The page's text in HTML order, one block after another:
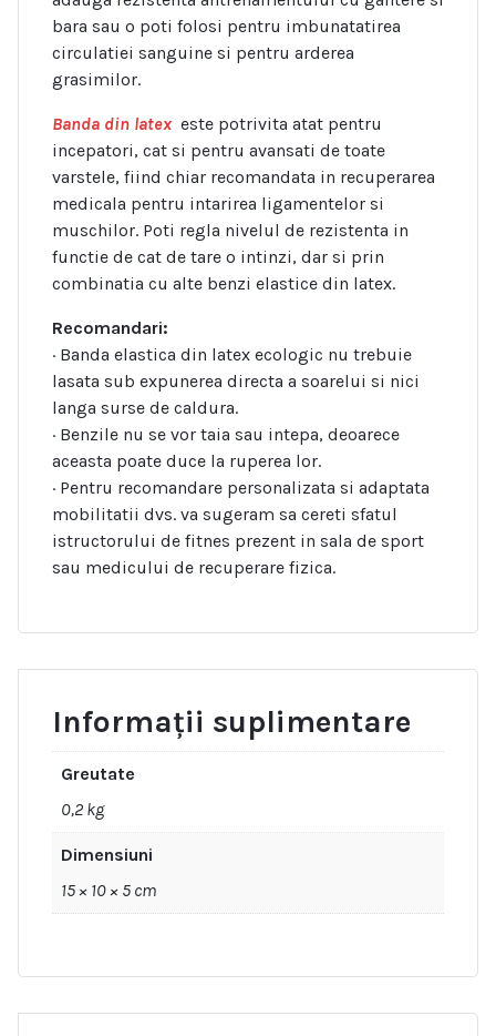
bara sau o poti folosi pentru imbunatatirea
circulatiei sanguine si pentru arderea
grasimilor.
Banda din latex este potrivita atat pentru
incepatori, cat si pentru avansati de toate
varstele, fiind chiar recomandata in recuperarea
medicala pentru intarirea ligamentelor si
muschilor. Poti regla nivelul de rezistenta in
functie de cat de tare o intinzi, dar si prin
combinatia cu alte benzi elastice din latex.
Recomandari:
· Banda elastica din latex ecologic nu trebuie
lasata sub expunerea directa a soarelui si nici
langa surse de caldura.
· Benzile nu se vor taia sau intepa, deoarece
aceasta poate duce la ruperea lor.
· Pentru recomandare personalizata si adaptata
mobilitatii dvs. va sugeram sa cereti sfatul
istructorului de fitnes prezent in sala de sport
sau medicului de recuperare fizica.
Informații suplimentare
Greutate
0,2 kg
Dimensiuni
15 × 10 × 5 cm